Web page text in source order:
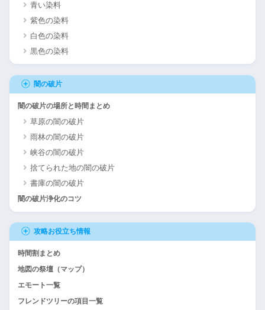
青い染料
紫色の染料
白色の染料
黒色の染料
闇の破片
闇の破片の場所と時間まとめ
草原の闇の破片
雨林の闇の破片
峡谷の闇の破片
捨てられた地の闇の破片
書庫の闇の破片
闇の破片浄化のコツ
攻略お役立ち情報
時間割まとめ
地図の祭壇（マップ）
エモート一覧
フレンドツリーの項目一覧